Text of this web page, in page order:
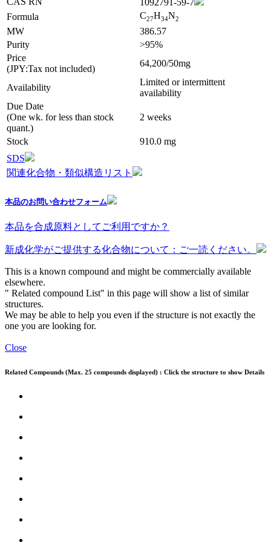
1092791-59-7
Formula
C27H34N2
MW
386.57
Purity
>95%
Price
(JPY:Tax not included)
64,200/50mg
Availability
Limited or intermittent
availability
Due Date
(One wk. for less than stock
quant.)
2 weeks
Stock
910.0 mg
SDS
関連化合物・類似構造リスト
本品のお問い合わせフォーム
本品を合成原料としてご利用ですか？
新成化学がご提供する化合物について：ご一読ください。
This is a known compound and might be commercially available
elsewhere.
" Related compound List" in this page will show a list of similar
structures.
We may be able to help you even if the structure is not exactly the
one you are looking for.
Close
Related Compounds (Max. 25 compounds displayed) : Click the structure to show Details